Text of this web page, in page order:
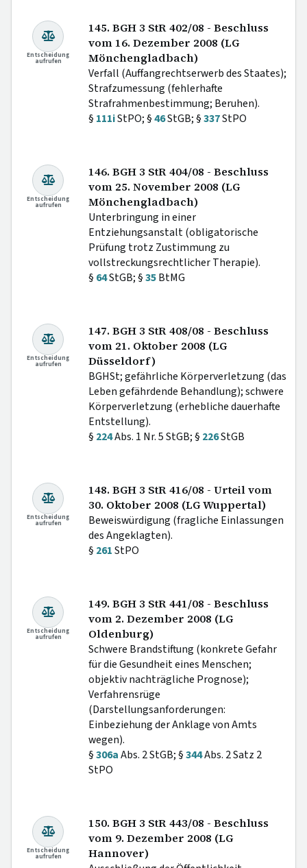
Entscheidung
aufrufen
145. BGH 3 StR 402/08 - Beschluss
vom 16. Dezember 2008 (LG
Mönchengladbach)
Verfall (Auffangrechtserwerb des Staates);
Strafzumessung (fehlerhafte
Strafrahmenbestimmung; Beruhen).
§ 111iStPO; §46StGB; §337StPO
Entscheidung
aufrufen
146. BGH 3 StR 404/08 - Beschluss
vom 25. November 2008 (LG
Mönchengladbach)
Unterbringung in einer
Entziehungsanstalt (obligatorische
Prüfung trotz Zustimmung zu
vollstreckungsrechtlicher Therapie).
§ 64StGB; §35BtMG
Entscheidung
aufrufen
147. BGH 3 StR 408/08 - Beschluss
vom 21. Oktober 2008 (LG
Düsseldorf)
BGHSt; gefährliche Körperverletzung (das
Leben gefährdende Behandlung); schwere
Körperverletzung (erhebliche dauerhafte
Entstellung).
§ 224Abs. 1 Nr. 5 StGB; § 226StGB
Entscheidung
aufrufen
148. BGH 3 StR 416/08 - Urteil vom
30. Oktober 2008 (LG Wuppertal)
Beweiswürdigung (fragliche Einlassungen
des Angeklagten).
§ 261StPO
Entscheidung
aufrufen
149. BGH 3 StR 441/08 - Beschluss
vom 2. Dezember 2008 (LG
Oldenburg)
Schwere Brandstiftung (konkrete Gefahr
für die Gesundheit eines Menschen;
objektiv nachträgliche Prognose);
Verfahrensrüge
(Darstellungsanforderungen:
Einbeziehung der Anklage von Amts
wegen).
§306aAbs. 2 StGB; §344Abs. 2 Satz 2
StPO
Entscheidung
aufrufen
150. BGH 3 StR 443/08 - Beschluss
vom 9. Dezember 2008 (LG
Hannover)